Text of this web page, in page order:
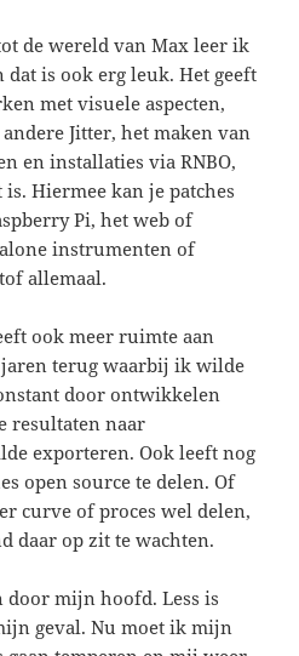
de wereld van Max leer ik
dat is ook erg leuk. Het geeft
met visuele aspecten,
Jitter, het maken van
en installaties via RNBO,
Hiermee kan je patches
Pi, het web of
instrumenten of
allemaal.
ook meer ruimte aan
terug waarbij ik wilde
door ontwikkelen
resultaten naar
exporteren. Ook leeft nog
open source te delen. Of
curve of proces wel delen,
daar op zit te wachten.
door mijn hoofd. Less is
geval. Nu moet ik mijn